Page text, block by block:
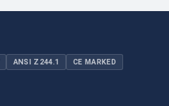
ANSI Z244.1 CE MARKED